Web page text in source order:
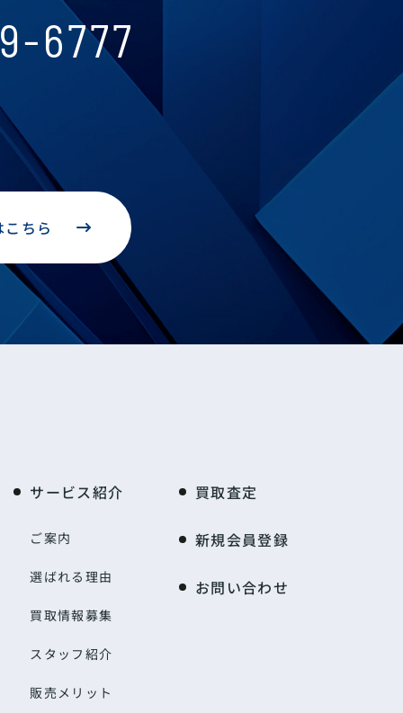
6777
ちら
サービス紹介
ご案内
選ばれる理由
買取情報募集
スタッフ紹介
販売メリット
買取査定
新規会員登録
お問い合わせ